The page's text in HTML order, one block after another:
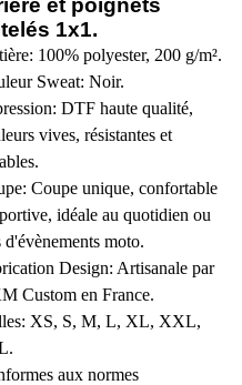
et poignets
1x1.
100% polyester, 200 g/m².
Sweat: Noir.
DTF haute qualité,
vives, résistantes et
Coupe unique, confortable
idéale au quotidien ou
d'évènements moto.
Design: Artisanale par
Custom en France.
XS, S, M, L, XL, XXL,
aux normes